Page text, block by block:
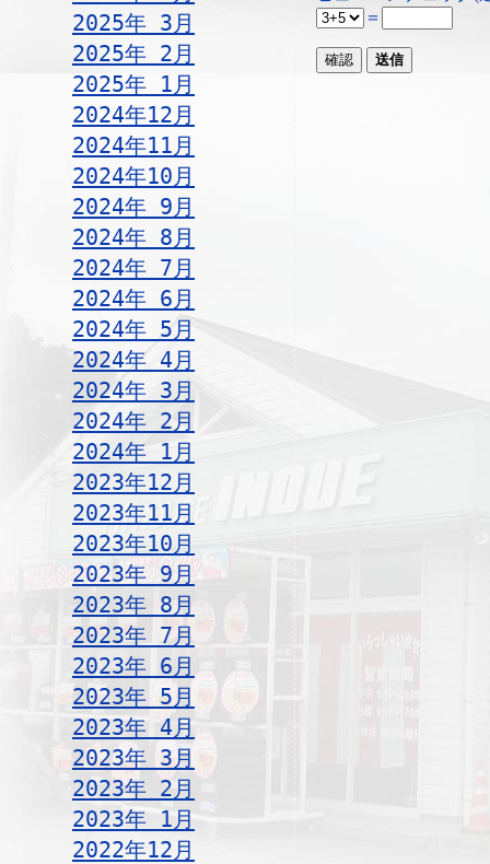
2025年 3月
2025年 2月
2025年 1月
2024年12月
2024年11月
2024年10月
2024年 9月
2024年 8月
2024年 7月
2024年 6月
2024年 5月
2024年 4月
2024年 3月
2024年 2月
2024年 1月
2023年12月
2023年11月
2023年10月
2023年 9月
2023年 8月
2023年 7月
2023年 6月
2023年 5月
2023年 4月
2023年 3月
2023年 2月
2023年 1月
2022年12月
＝